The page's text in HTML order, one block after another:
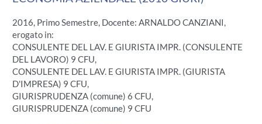
2016, Primo Semestre, Docente: ARNALDO CANZIANI,
erogato in:
CONSULENTE DEL LAV. E GIURISTA IMPR. (CONSULENTE
DEL LAVORO) 9 CFU,
CONSULENTE DEL LAV. E GIURISTA IMPR. (GIURISTA
D'IMPRESA) 9 CFU,
GIURISPRUDENZA (comune) 6 CFU,
GIURISPRUDENZA (comune) 9 CFU